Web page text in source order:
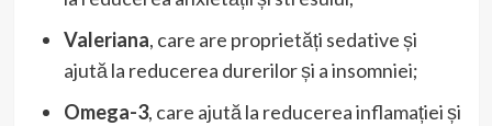
Valeriana, care are proprietăți sedative și
ajută la reducerea durerilor și a insomniei;
Omega-3, care ajută la reducerea inflamației și